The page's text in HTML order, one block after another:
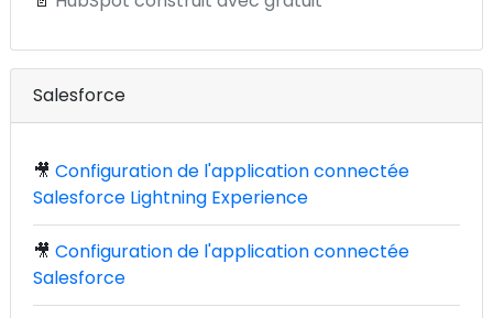
Salesforce
🎥 Configuration de l'application connectée
Salesforce Lightning Experience
🎥 Configuration de l'application connectée
Salesforce